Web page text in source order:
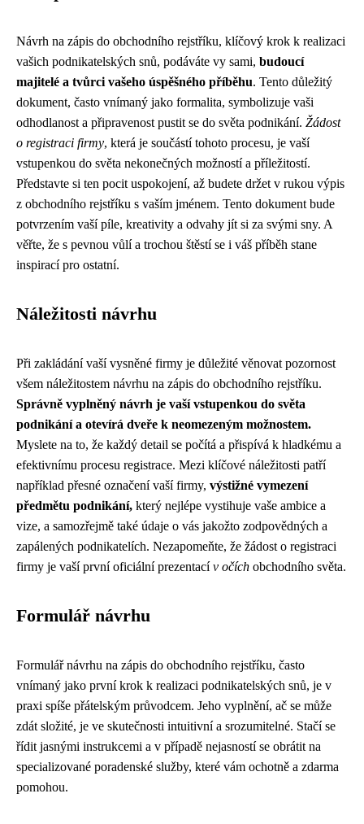
Návrh na zápis do obchodního rejstříku, klíčový krok k realizaci
vašich podnikatelských snů, podáváte vy sami, budoucí
majitelé a tvůrci vašeho úspěšného příběhu. Tento důležitý
dokument, často vnímaný jako formalita, symbolizuje vaši
odhodlanost a připravenost pustit se do světa podnikání. Žádost
o registraci firmy, která je součástí tohoto procesu, je vaší
vstupenkou do světa nekonečných možností a příležitostí.
Představte si ten pocit uspokojení, až budete držet v rukou výpis
z obchodního rejstříku s vaším jménem. Tento dokument bude
potvrzením vaší píle, kreativity a odvahy jít si za svými sny. A
věřte, že s pevnou vůlí a trochou štěstí se i váš příběh stane
inspirací pro ostatní.
Náležitosti návrhu
Při zakládání vaší vysněné firmy je důležité věnovat pozornost
všem náležitostem návrhu na zápis do obchodního rejstříku.
Správně vyplněný návrh je vaší vstupenkou do světa
podnikání a otevírá dveře k neomezeným možnostem.
Myslete na to, že každý detail se počítá a přispívá k hladkému a
efektivnímu procesu registrace. Mezi klíčové náležitosti patří
například přesné označení vaší firmy, výstižné vymezení
předmětu podnikání, který nejlépe vystihuje vaše ambice a
vize, a samozřejmě také údaje o vás jakožto zodpovědných a
zapálených podnikatelích. Nezapomeňte, že žádost o registraci
firmy je vaší první oficiální prezentacív očích obchodního světa.
Formulář návrhu
Formulář návrhu na zápis do obchodního rejstříku, často
vnímaný jako první krok k realizaci podnikatelských snů, je v
praxi spíše přátelským průvodcem. Jeho vyplnění, ač se může
zdát složité, je ve skutečnosti intuitivní a srozumitelné. Stačí se
řídit jasnými instrukcemi a v případě nejasností se obrátit na
specializované poradenské služby, které vám ochotně a zdarma
pomohou.